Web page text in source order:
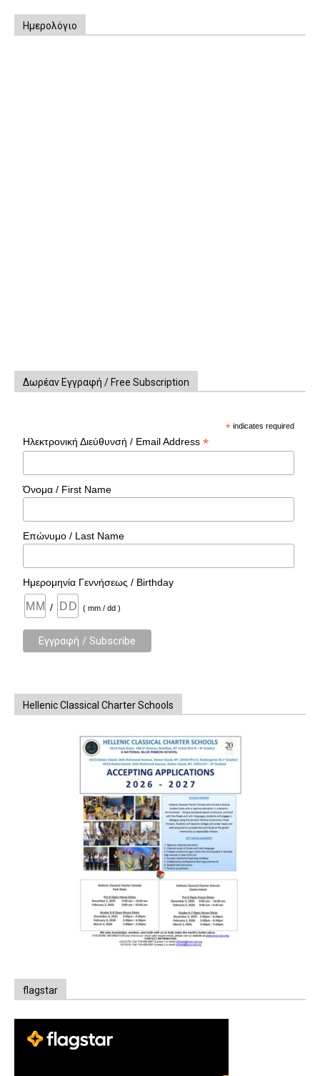
Ημερολόγιο
Δωρέαν Εγγραφή / Free Subscription
* indicates required
Ηλεκτρονική Διεύθυνσή / Email Address*
Όνομα / First Name
Επώνυμο / Last Name
Ημερομηνία Γεννήσεως / Birthday
/ ( mm / dd )
Hellenic Classical Charter Schools
flagstar